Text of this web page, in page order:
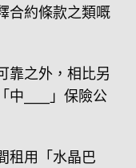
合約條款之類嘅
靠之外，相比另
____」保險公
租用「水晶巴